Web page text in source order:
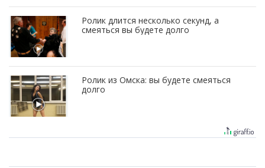
Ролик длится несколько секунд, а
смеяться вы будете долго
Ролик из Омска: вы будете смеяться
долго